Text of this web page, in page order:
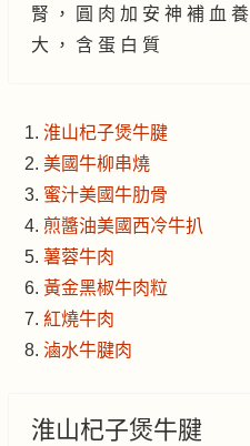
腎 ， 圓 肉 加 安 神 補 血
大 ， 含 蛋 白 質
淮山杞子煲牛腱
美國牛柳串燒
蜜汁美國牛肋骨
煎醬油美國西冷牛扒
薯蓉牛肉
黃金黑椒牛肉粒
紅燒牛肉
滷水牛腱肉
淮山杞子煲牛腱